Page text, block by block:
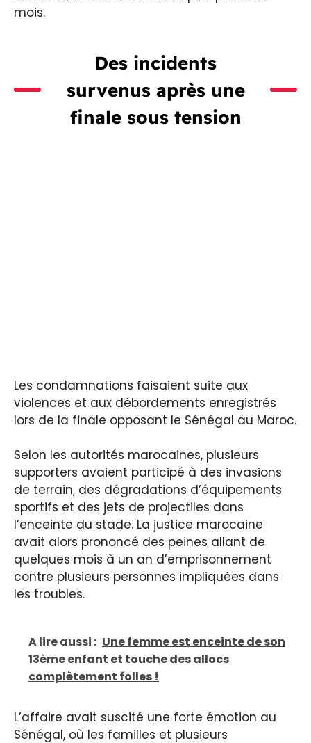
mois.
Des incidents
survenus après une
finale sous tension
Les condamnations faisaient suite aux
violences et aux débordements enregistrés
lors de la finale opposant le Sénégal au Maroc.
Selon les autorités marocaines, plusieurs
supporters avaient participé à des invasions
de terrain, des dégradations d’équipements
sportifs et des jets de projectiles dans
l’enceinte du stade. La justice marocaine
avait alors prononcé des peines allant de
quelques mois à un an d’emprisonnement
contre plusieurs personnes impliquées dans
les troubles.
A lire aussi : Une femme est enceinte de son
13ème enfant et touche des allocs
complètement folles !
L’affaire avait suscité une forte émotion au
Sénégal, où les familles et plusieurs